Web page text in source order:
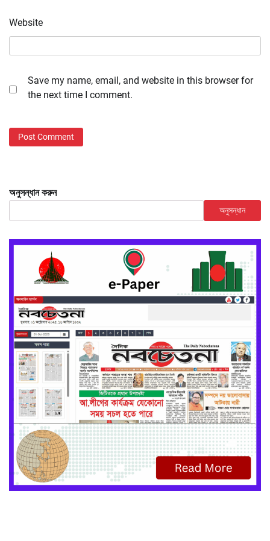
Website
Save my name, email, and website in this browser for
the next time I comment.
অনুসন্ধান করুন
অনুসন্ধান